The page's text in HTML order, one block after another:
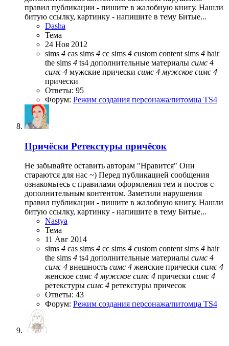
правил публикации - пишите в жалобную книгу. Нашли
битую ссылку, картинку - напишите в тему Битые...
Dasha
Тема
24 Ноя 2012
sims 4 cas sims 4 cc sims 4 custom content sims 4 hair
the sims 4 ts4 дополнительные материалы симс 4
симс 4 мужские прически симс 4 мужское симс 4
прически
Ответы: 95
Форум: Режим создания персонажа/питомца TS4
Причёски Ретекстуры причёсок
Не забывайте оставить авторам "Нравится" Они
стараются для нас ~) Перед публикацией сообщения
ознакомьтесь с правилами оформления тем и постов с
дополнительным контентом. Заметили нарушения
правил публикации - пишите в жалобную книгу. Нашли
битую ссылку, картинку - напишите в тему Битые...
Nastya
Тема
11 Авг 2014
sims 4 cas sims 4 cc sims 4 custom content sims 4 hair
the sims 4 ts4 дополнительные материалы симс 4
симс 4 внешность симс 4 женские прически симс 4
женское симс 4 мужское симс 4 прически симс 4
ретекстуры симс 4 ретекстуры причесок
Ответы: 43
Форум: Режим создания персонажа/питомца TS4